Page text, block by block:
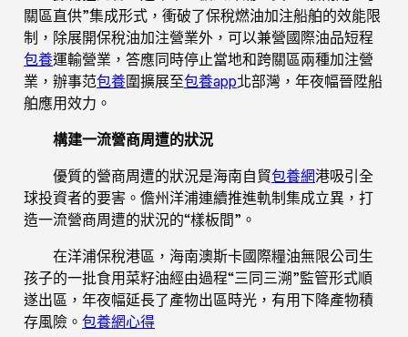
關區直供”集成形式，衝破了保稅燃油加注船舶的效能限
制，除展開保稅油加注營業外，可以兼營國際油品短程
包養運輸營業，答應同時停止當地和跨關區兩種加注營
業，辦事范包養圍擴展至包養app北部灣，年夜幅晉陞船
舶應用效力。
構建一流營商周遭的狀況
優質的營商周遭的狀況是海南自貿包養網港吸引全
球投資者的要害。儋州洋浦連續推進軌制集成立異，打
造一流營商周遭的狀況的“樣板間”。
在洋浦保稅港區，海南澳斯卡國際糧油無限公司生
孩子的一批食用菜籽油經由過程“三同三溯”監管形式順
遂出區，年夜幅延長了產物出區時光，有用下降產物積
存風險。 包養網心得